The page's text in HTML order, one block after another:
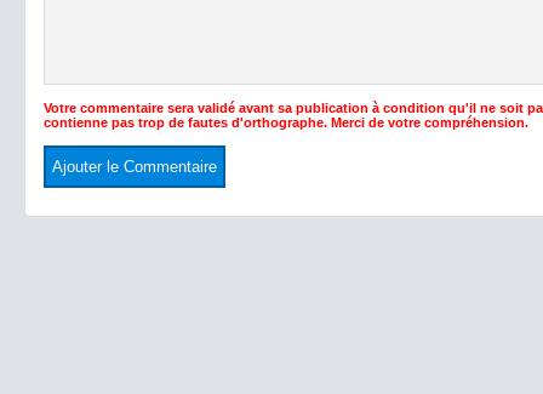
Votre commentaire sera validé avant sa publication à condition qu'il ne soit
contienne pas trop de fautes d'orthographe. Merci de votre compréhension.